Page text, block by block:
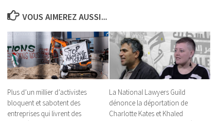
VOUS AIMEREZ AUSSI...
Plus d’un millier d’activistes
bloquent et sabotent des
entreprises qui livrent des
La National Lawyers Guild
dénonce la déportation de
Charlotte Kates et Khaled